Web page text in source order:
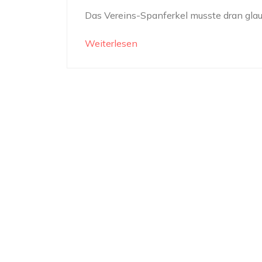
Das Vereins-Spanferkel musste dran
Weiterlesen